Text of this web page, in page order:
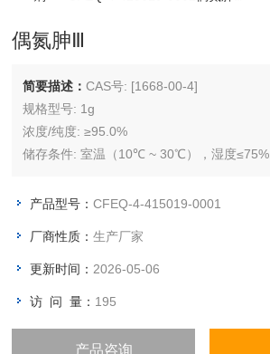
偶氮胂Ⅲ
简要描述：CAS号: [1668-00-4]
规格型号: 1g
浓度/纯度: ≥95.0%
储存条件: 室温（10℃ ~ 30℃），湿度≤75%
产品型号：CFEQ-4-415019-0001
厂商性质：生产厂家
更新时间： 2026-05-06
访 问 量： 195
产品咨询